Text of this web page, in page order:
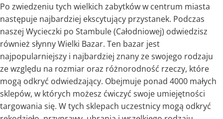
Po zwiedzeniu tych wielkich zabytków w centrum miasta
następuje najbardziej ekscytujący przystanek. Podczas
naszej Wycieczki po Stambule (Całodniowej) odwiedzisz
również słynny Wielki Bazar. Ten bazar jest
najpopularniejszy i najbardziej znany ze swojego rodzaju
ze względu na rozmiar oraz różnorodność rzeczy, które
mogą odkryć odwiedzający. Obejmuje ponad 4000 małych
sklepów, w których możesz ćwiczyć swoje umiejętności
targowania się. W tych sklepach uczestnicy mogą odkryć